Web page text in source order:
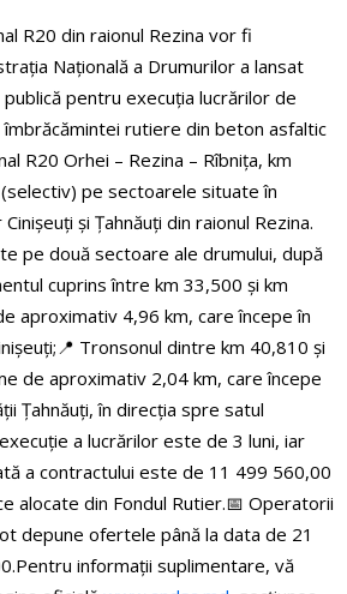
R20 din raionul Rezina vor fi
Națională a Drumurilor a lansat
pentru execuția lucrărilor de
rutiere din beton asfaltic
R20 Orhei – Rezina – Rîbnița, km
pe sectoarele situate în
și Țahnăuți din raionul Rezina.
pe două sectoare ale drumului, după
cuprins între km 33,500 și km
aproximativ 4,96 km, care începe în
📍 Tronsonul dintre km 40,810 și
de aproximativ 2,04 km, care începe
Țahnăuți, în direcția spre satul
a lucrărilor este de 3 luni, iar
a contractului este de 11 499 560,00
alocate din Fondul Rutier.📅 Operatorii
depune ofertele până la data de 21
Pentru informații suplimentare, vă